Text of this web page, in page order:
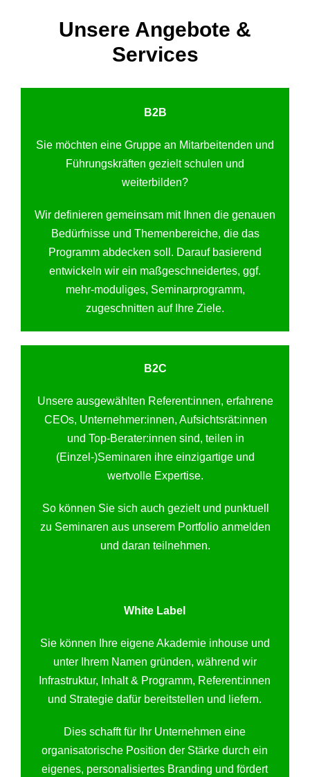
Unsere Angebote &
Services
B2B
Sie möchten eine Gruppe an Mitarbeitenden und
Führungskräften gezielt schulen und
weiterbilden?
Wir definieren gemeinsam mit Ihnen die genauen
Bedürfnisse und Themenbereiche, die das
Programm abdecken soll. Darauf basierend
entwickeln wir ein maßgeschneidertes, ggf.
mehr-moduliges, Seminarprogramm,
zugeschnitten auf Ihre Ziele.
B2C
Unsere ausgewählten Referent:innen, erfahrene
CEOs, Unternehmer:innen, Aufsichtsrät:innen
und Top-Berater:innen sind, teilen in
(Einzel-)Seminaren ihre einzigartige und
wertvolle Expertise.
So können Sie sich auch gezielt und punktuell
zu Seminaren aus unserem Portfolio anmelden
und daran teilnehmen.
White Label
Sie können Ihre eigene Akademie inhouse und
unter Ihrem Namen gründen, während wir
Infrastruktur, Inhalt & Programm, Referent:innen
und Strategie dafür bereitstellen und liefern.
Dies schafft für Ihr Unternehmen eine
organisatorische Position der Stärke durch ein
eigenes, personalisiertes Branding und fördert